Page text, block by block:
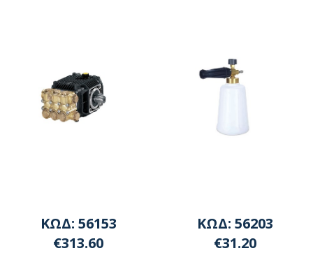
ΚΩΔ: 56153
€313.60
ΚΩΔ: 56203
€31.20